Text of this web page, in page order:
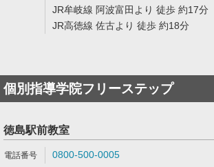
JR牟岐線 阿波富田より 徒歩 約17分
JR高徳線 佐古より 徒歩 約18分
個別指導学院フリーステップ
徳島駅前教室
0800-500-0005